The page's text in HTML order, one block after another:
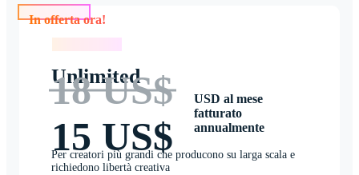
Unlimited
18 US$
15 US$
USD al mese
fatturato
annualmente
Per creatori più grandi che producono su larga scala e
richiedono libertà creativa